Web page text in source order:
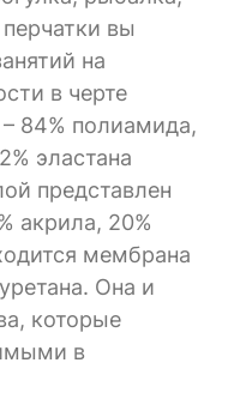
вы
на
в черте
84% полиамида,
эластана
представлен
акрила, 20%
мембрана
Она и
которые
в